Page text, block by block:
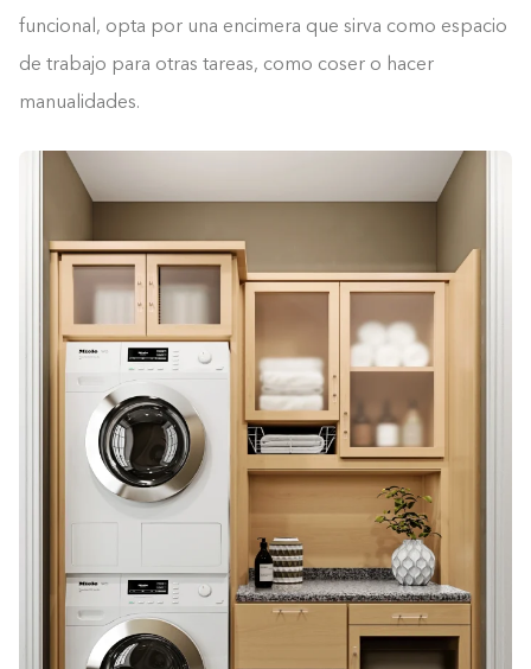
funcional, opta por una encimera que sirva como espacio
de trabajo para otras tareas, como coser o hacer
manualidades.